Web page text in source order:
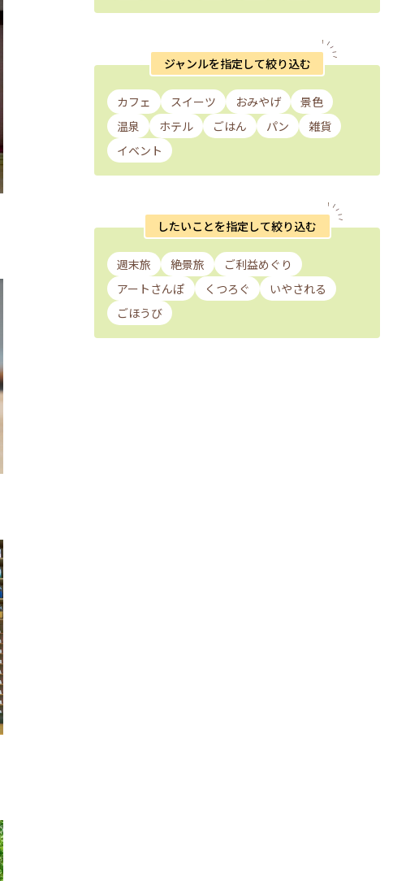
ジャンルを指定して絞り込む
カフェ スイーツ おみやげ
景色
温泉
ホテル ごはん パン
雑貨
イベント
したいことを指定して絞り込む
週末旅 絶景旅
ご利益めぐり
アートさんぽ
くつろぐ
いやされる
ごほうび